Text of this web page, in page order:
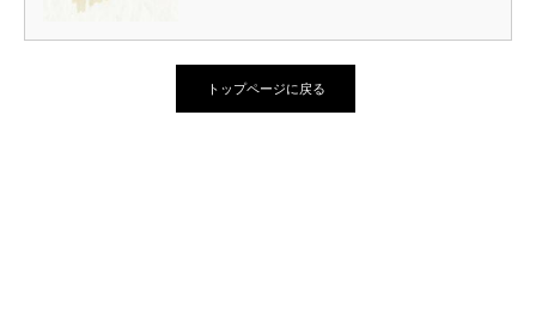
トップページに戻る